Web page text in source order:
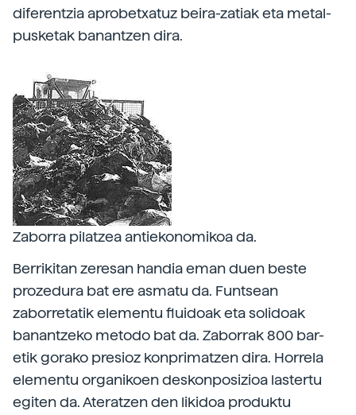
diferentzia aprobetxatuz beira-zatiak eta metal-
pusketak banantzen dira.
Zaborra pilatzea antiekonomikoa da.
Berrikitan zeresan handia eman duen beste
prozedura bat ere asmatu da. Funtsean
zaborretatik elementu fluidoak eta solidoak
banantzeko metodo bat da. Zaborrak 800 bar-
etik gorako presioz konprimatzen dira. Horrela
elementu organikoen deskonposizioa lastertu
egiten da. Ateratzen den likidoa produktu